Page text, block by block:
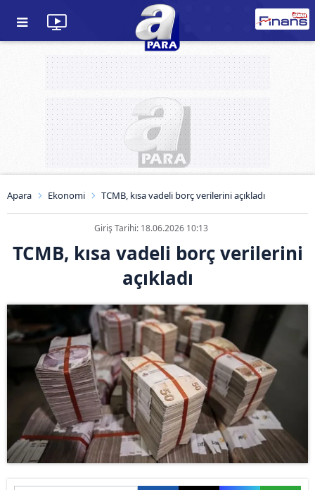
Apara Ekonomi TCMB, kısa vadeli borç verilerini açıkladı
Giriş Tarihi: 18.06.2026 10:13
TCMB, kısa vadeli borç verilerini
açıkladı